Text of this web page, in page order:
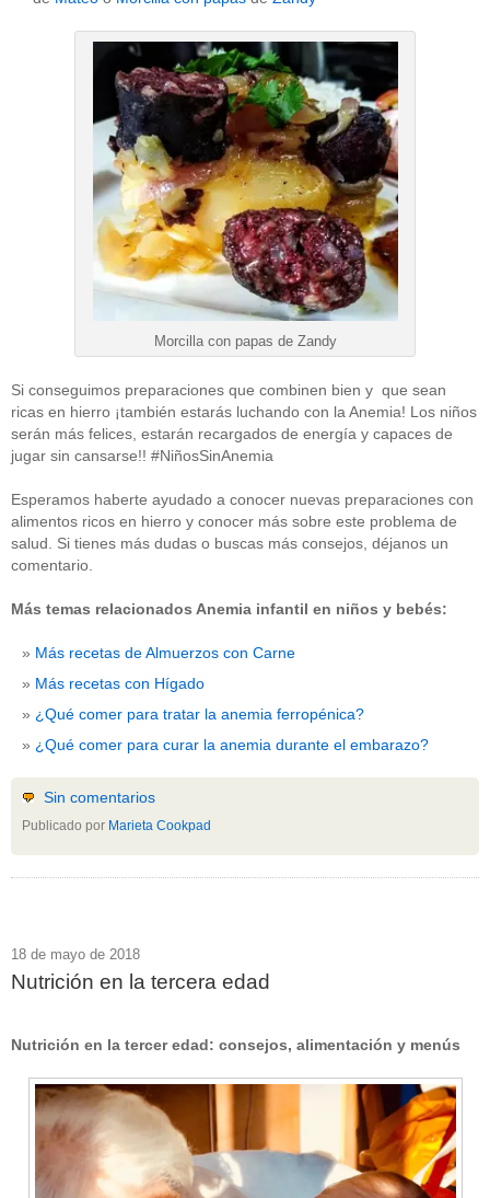
Morcilla con papas de Zandy
Si conseguimos preparaciones que combinen bien y que sean
ricas en hierro ¡también estarás luchando con la Anemia! Los niños
serán más felices, estarán recargados de energía y capaces de
jugar sin cansarse!! #NiñosSinAnemia
Esperamos haberte ayudado a conocer nuevas preparaciones con
alimentos ricos en hierro y conocer más sobre este problema de
salud. Si tienes más dudas o buscas más consejos, déjanos un
comentario.
Más temas relacionados Anemia infantil en niños y bebés:
Más recetas de Almuerzos con Carne
Más recetas con Hígado
¿Qué comer para tratar la anemia ferropénica?
¿Qué comer para curar la anemia durante el embarazo?
Sin comentarios
Publicado por Marieta Cookpad
18 de mayo de 2018
Nutrición en la tercera edad
Nutrición en la tercer edad: consejos, alimentación y menús